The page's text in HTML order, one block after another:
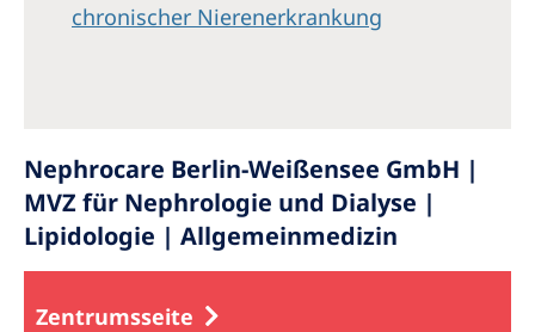
chronischer Nierenerkrankung
Nephrocare Berlin-Weißensee GmbH |
MVZ für Nephrologie und Dialyse |
Lipidologie | Allgemeinmedizin
Zentrumsseite